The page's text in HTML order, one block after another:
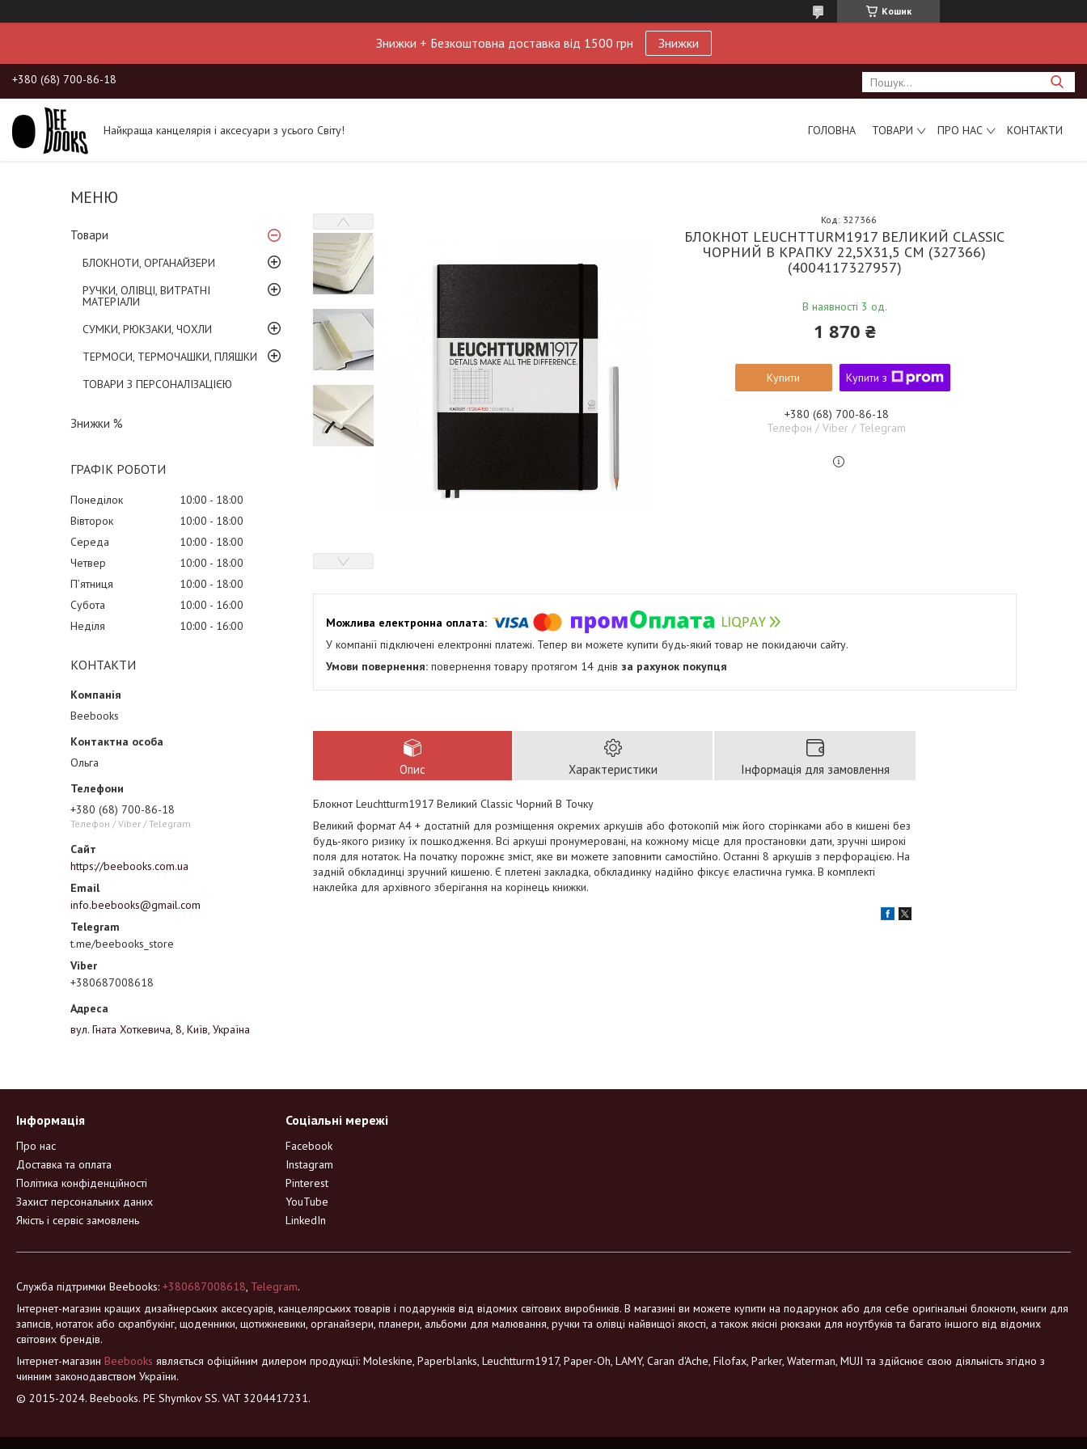
Кошик
Знижки + Безкоштовна доставка від 1500 грн Знижки
+380 (68) 700-86-18
Найкраща канцелярія і аксесуари з усього Світу! ГОЛОВНА ТОВАРИ ПРО НАС КОНТАКТИ
Товари
БЛОКНОТИ, ОРГАНАЙЗЕРИ
РУЧКИ, ОЛІВЦІ, ВИТРАТНІ
МАТЕРІАЛИ
СУМКИ, РЮКЗАКИ, ЧОХЛИ
ТЕРМОСИ, ТЕРМОЧАШКИ, ПЛЯШКИ
ТОВАРИ З ПЕРСОНАЛІЗАЦІЄЮ
Знижки %
ГРАФІК РОБОТИ
Понеділок 10:00
18:00
Вівторок
10:00
18:00
Середа
10:00
18:00
Четвер
10:00
18:00
Пʼятниця
10:00
18:00
Субота
10:00
16:00
Неділя
10:00 16:00
КОНТАКТИ
Beebooks
Ольга
+380 (68) 700-86-18
Телефон / Viber / Telegram
https://beebooks.com.ua
info.beebooks@gmail.com
t.me/beebooks_store
+380687008618
вул. Гната Хоткевича, 8, Київ, Україна
БЛОКНОТ LEUCHTTURM1917 ВЕЛИКИЙ CLASSIC
ЧОРНИЙ В КРАПКУ 22,5Х31,5 СМ (327366)
(4004117327957)
В наявності 3 од.
Код: 327366
1 870 ₴
Купити Купити з
+380 (68) 700-86-18
Телефон / Viber / Telegram
У компанії підключені електронні платежі. Тепер ви можете купити будь-який товар не покидаючи сайту.
повернення товару протягом 14 днів за рахунок покупця
Опис Характеристики Інформація для замовлення
Блокнот Leuchtturm1917 Великий Classic Чорний В Точку
Великий формат А4 + достатній для розміщення окремих аркушів або фотокопій між його сторінками або в кишені без
будь-якого ризику їх пошкодження. Всі аркуші пронумеровані, на кожному місце для простановки дати, зручні широкі
поля для нотаток. На початку порожнє зміст, яке ви можете заповнити самостійно. Останні 8 аркушів з перфорацією. На
задній обкладинці зручний кишеню. Є плетені закладка, обкладинку надійно фіксує еластична гумка. В комплекті
наклейка для архівного зберігання на корінець книжки.
Інформація
Про нас
Доставка та оплата
Політика конфіденційності
Захист персональних даних
Якість і сервіс замовлень
Соціальні мережі
Facebook
Instagram
Pinterest
YouTube
LinkedIn
Служба підтримки Beebooks: +380687008618, Telegram.
Інтернет-магазин кращих дизайнерських аксесуарів, канцелярських товарів і подарунків від відомих світових виробників. В магазині ви можете купити на подарунок або для себе оригінальні блокноти, книги для
записів, нотаток або скрапбукінг, щоденники, щотижневики, органайзери, планери, альбоми для малювання, ручки та олівці найвищої якості, а також якісні рюкзаки для ноутбуків та багато іншого від відомих
світових брендів.
Інтернет-магазин Beebooks являється офіційним дилером продукції: Moleskine, Paperblanks, Leuchtturm1917, Paper-Oh, LAMY, Caran d'Ache, Filofax, Parker, Waterman, MUJI та здійснює свою діяльність згідно з
чинним законодавством України.
© 2015-2024. Beebooks. PE Shymkov SS. VAT 3204417231.